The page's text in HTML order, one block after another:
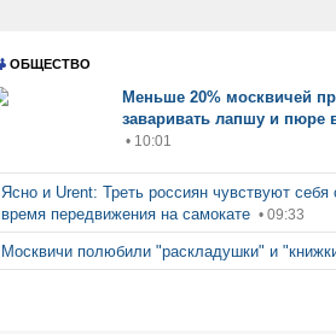
ОБЩЕСТВО
Меньше 20% москвичей
заваривать лапшу и пюре
• 10:01
Ясно и Urent: Треть россиян чувствуют себя
время передвижения на самокате • 09:33
Москвичи полюбили "раскладушки" и